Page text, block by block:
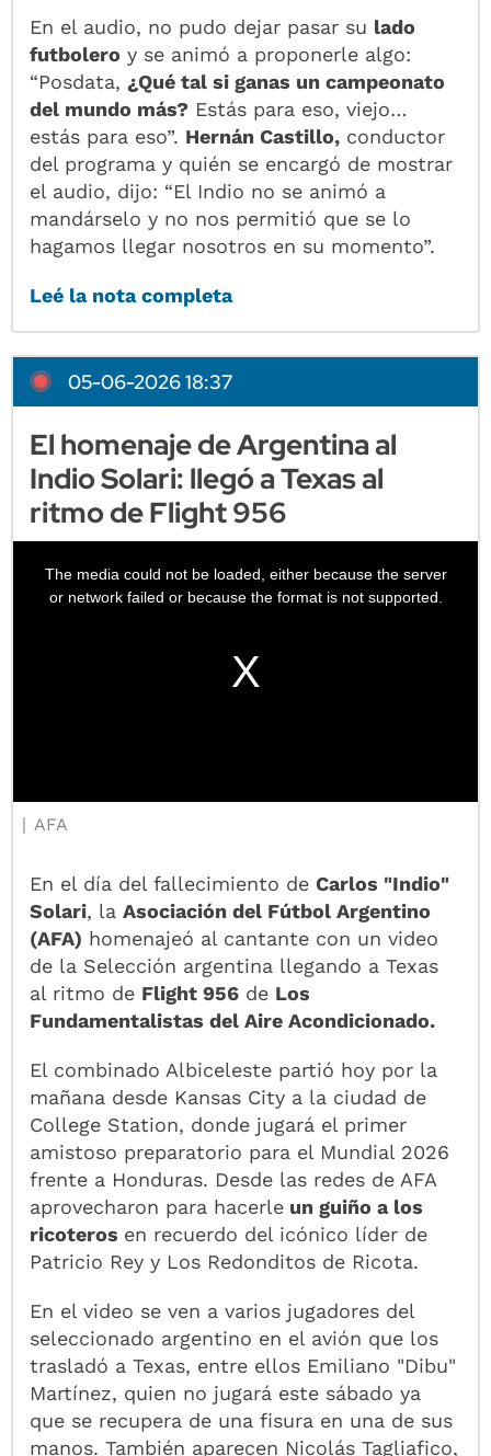
En el audio, no pudo dejar pasar su lado
futbolero y se animó a proponerle algo:
“Posdata, ¿Qué tal si ganas un campeonato
del mundo más? Estás para eso, viejo…
estás para eso”. Hernán Castillo, conductor
del programa y quién se encargó de mostrar
el audio, dijo: “El Indio no se animó a
mandárselo y no nos permitió que se lo
hagamos llegar nosotros en su momento”.
Leé la nota completa
05-06-2026 18:37
El homenaje de Argentina al
Indio Solari: llegó a Texas al
ritmo de Flight 956
AFA
En el día del fallecimiento deCarlos "Indio"
Solari, laAsociación del Fútbol Argentino
(AFA) homenajeó al cantante con un video
de la Selección argentina llegando a Texas
al ritmo de Flight 956 de Los
Fundamentalistas del Aire Acondicionado.
El combinado Albiceleste partió hoy por la
mañana desde Kansas City a la ciudad de
College Station, donde jugará el primer
amistoso preparatorio para el Mundial 2026
frente a Honduras. Desde las redes de AFA
aprovecharon para hacerle un guiño a los
ricoteros en recuerdo del icónico líder de
Patricio Rey y Los Redonditos de Ricota.
En el video se ven a varios jugadores del
seleccionado argentino en el avión que los
trasladó a Texas, entre ellos Emiliano "Dibu"
Martínez, quien no jugará este sábado ya
que se recupera de una fisura en una de sus
manos. También aparecen Nicolás Tagliafico,